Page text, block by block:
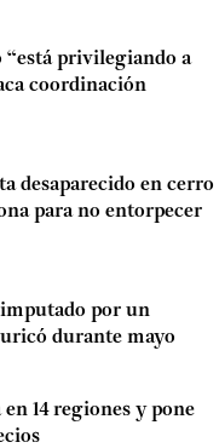
“está privilegiando a
coordinación
desaparecido en cerro
para no entorpecer
por un
durante mayo
14 regiones y pone